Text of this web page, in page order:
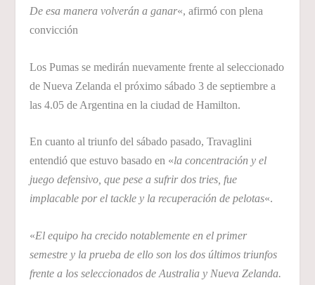
De esa manera volverán a ganar«, afirmó con plena
convicción
Los Pumas se medirán nuevamente frente al seleccionado
de Nueva Zelanda el próximo sábado 3 de septiembre a
las 4.05 de Argentina en la ciudad de Hamilton.
En cuanto al triunfo del sábado pasado, Travaglini
entendió que estuvo basado en «la concentración y el
juego defensivo, que pese a sufrir dos tries, fue
implacable por el tackle y la recuperación de pelotas«.
«El equipo ha crecido notablemente en el primer
semestre y la prueba de ello son los dos últimos triunfos
frente a los seleccionados de Australia y Nueva Zelanda.